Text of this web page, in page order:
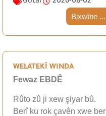
Gotar 2026-08-02
Bixwîne ...
WELATEKÎ WINDA
Fewaz EBDÊ
Rûto zû ji xew şiyar bû.
Berî ku rok çavên xwe ber